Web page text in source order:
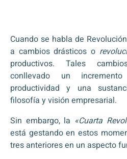
Cuando se habla de
a cambios drásticos o
productivos. Tales
conllevado un
productividad y una
filosofía y visión empresarial.
Sin embargo, la «Cuarta
está gestando en estos
tres anteriores en un aspecto